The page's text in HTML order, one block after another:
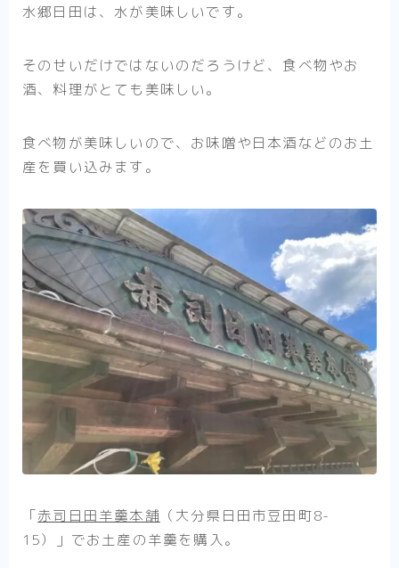
水郷日田は、水が美味しいです。
そのせいだけではないのだろうけど、食べ物やお
酒、料理がとても美味しい。
食べ物が美味しいので、お味噌や日本酒などのお土
産を買い込みます。
「赤司日田羊羹本舗 （大分県日田市豆田町8-
15）」でお土産の羊羹を購入。